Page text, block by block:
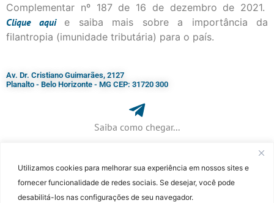
Utilizamos cookies para melhorar sua experiência em nossos sites e
fornecer funcionalidade de redes sociais. Se desejar, você pode
desabilitá-los nas configurações de seu navegador.
Complementar nº 187 de 16 de dezembro de 2021.
Cliqueaqui
e saiba mais sobre a importância da
filantropia (imunidade tributária) para o país.
Av. Dr. Cristiano Guimarães, 2127
Planalto - Belo Horizonte - MG CEP: 31720 300
Saiba como chegar...
+ 55 (31) 3115-7000​